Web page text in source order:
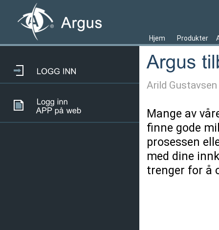
Hjem Produkter
Arild
Mange av
finne gode
prosessen
med dine
trenger for å